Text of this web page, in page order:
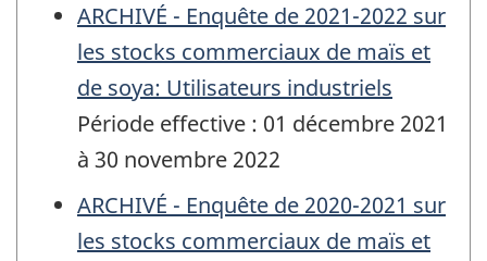
ARCHIVÉ - Enquête de 2021-2022 sur
les stocks commerciaux de maïs et
de soya: Utilisateurs industriels
Période effective : 01 décembre 2021
à 30 novembre 2022
ARCHIVÉ - Enquête de 2020-2021 sur
les stocks commerciaux de maïs et